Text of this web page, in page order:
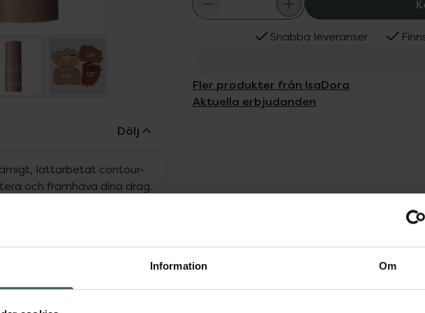
Information Om
Snabba leveranser
Fler produkter från IsaDora
Aktuella erbjudanden
Dölj
lättarbetat contour-
och framhäva dina drag.
med skulpterad tipp
lätta texturen gör att den
en skulpterad look
och den inbyggda
kindben och käklinje.
smidigt ut på
vilket gör contour-sticket